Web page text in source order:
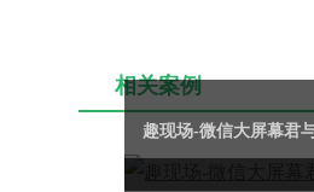
相关案例
趣现场-微信大屏幕君